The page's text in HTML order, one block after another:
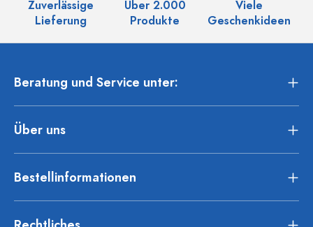
Zuverlässige
Lieferung
Über 2.000
Produkte
Viele
Geschenkideen
Beratung und Service unter:
Über uns
Bestellinformationen